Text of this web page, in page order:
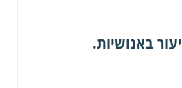
באנושיות.